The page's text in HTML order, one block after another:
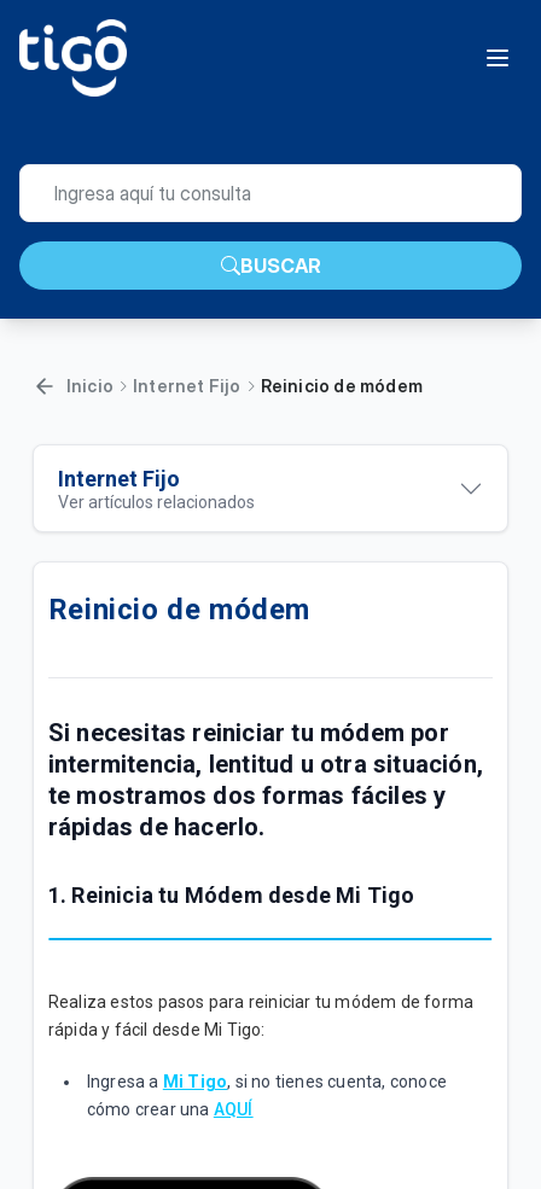
BUSCAR
Inicio Internet Fijo Reinicio de módem
Internet Fijo
Ver artículos relacionados
Prueba de Velocidad Tigo | Hogar
¿Qué factores podrían estar afectando tu señal de
Hogar?
¿Cómo conectarte a tu WiFi Tigo Hogar?
¿Cómo remover el mensaje de recordatorio de
WiFi+
tu hogar?
VER MÁS
Reinicio de módem
Si necesitas reiniciar tu módem por
intermitencia, lentitud u otra situación,
te mostramos dos formas fáciles y
rápidas de hacerlo.
1. Reinicia tu Módem desde Mi Tigo
Realiza estos pasos para reiniciar tu módem de forma
rápida y fácil desde Mi Tigo:
Ingresa a Mi Tigo, si no tienes cuenta, conoce
cómo crear una AQUÍ